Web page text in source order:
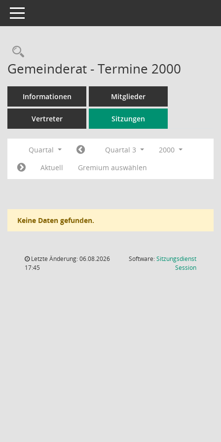
Toggle navigation
Rechercheauswahl
Gemeinderat - Termine 2000
Informationen Mitglieder
Vertreter Sitzungen
Quartal Quartal 3
2000
Aktuell
Gremium auswählen
Keine Daten gefunden.
Letzte Änderung: 06.08.2026
17:45
Software:Sitzungsdienst
Session(Wird in